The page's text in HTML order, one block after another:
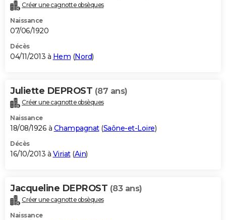
Créer une cagnotte obsèques
Naissance
07/06/1920
Décès
04/11/2013 à Hem (Nord)
Juliette DEPROST (87 ans)
Créer une cagnotte obsèques
Naissance
18/08/1926 à Champagnat(Saône-et-Loire)
Décès
16/10/2013 à Viriat(Ain)
Jacqueline DEPROST (83 ans)
Créer une cagnotte obsèques
Naissance